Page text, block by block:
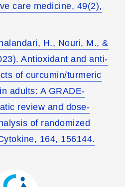
care medicine, 49(2),
H., Nouri, M., &
Antioxidant and anti-
of curcumin/turmeric
adults: A GRADE-
review and dose-
of randomized
164, 156144.